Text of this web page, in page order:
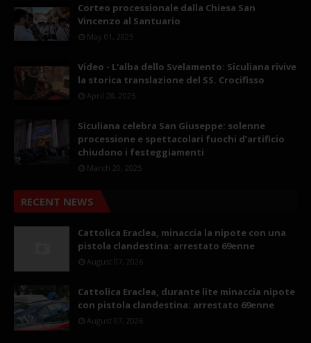
Corteo processionale dalla Chiesa San
Vincenzo al Santuario
May 01, 2025
Video - L'alba dello Svelamento: Siculiana rivive
la storica translazione del SS. Crocifisso
April 28, 2025
Siculiana celebra San Giuseppe: solenne
processione e spettacolari fuochi d’artificio
chiudono i festeggiamenti
March 20, 2025
RECENT NEWS
Cattolica Eraclea, minaccia la nipote con una
pistola clandestina: arrestato 69enne
August 07, 2026
Cattolica Eraclea, durante lite minaccia nipote
con pistola clandestina: arrestato 69enne
August 07, 2026